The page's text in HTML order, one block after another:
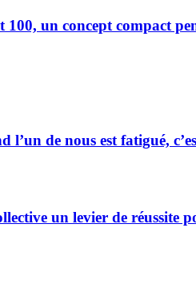
un concept compact
de nous est fatigué,
un levier de réussite